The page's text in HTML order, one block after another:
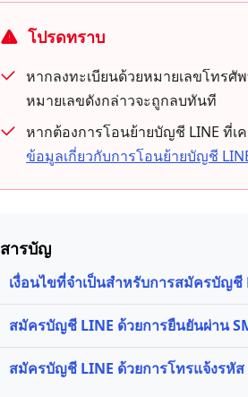
โปรดทราบ
หากลงทะเบียนด้วยหมายเลขโทร
หมายเลขดังกล่าวจะถูกลบทันที
หากต้องการโอนย้ายบัญชี LINE ที่
ข้อมูลเกี่ยวกับการโอนย้ายบัญชี
สารบัญ
เงื่อนไขที่จำเป็นสำหรับการสมัครบัญชี
สมัครบัญชี LINE ด้วยการยืนยันผ่าน
สมัครบัญชี LINE ด้วยการโทรแจ้งรหัส